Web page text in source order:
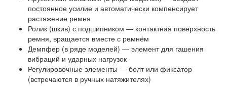
постоянное усилие и автоматически компенсирует
растяжение ремня
Ролик (шкив) с подшипником — контактная поверхность
ремня, вращается вместе с ремнём
Демпфер (в ряде моделей) — элемент для гашения
вибраций и ударных нагрузок
Регулировочные элементы — болт или фиксатор
(встречаются в ручных натяжителях)